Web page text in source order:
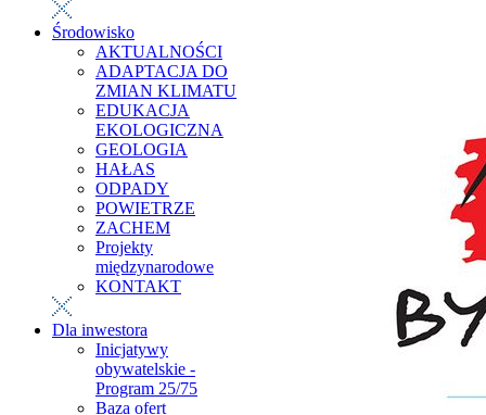
Środowisko
AKTUALNOŚCI
ADAPTACJA DO
ZMIAN KLIMATU
EDUKACJA
EKOLOGICZNA
GEOLOGIA
HAŁAS
ODPADY
POWIETRZE
ZACHEM
Projekty
międzynarodowe
KONTAKT
Dla inwestora
Inicjatywy
obywatelskie -
Program 25/75
Baza ofert